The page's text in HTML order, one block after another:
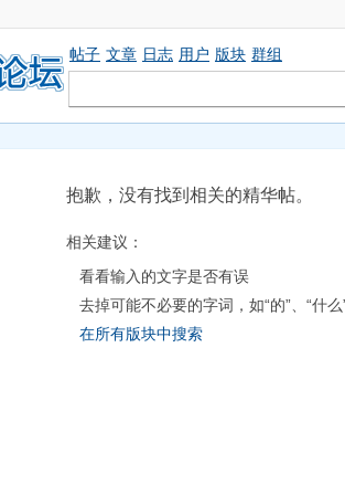
帖子 文章 日志 用户 版块 群组
抱歉，没有找到相关的精华帖。
相关建议：
看看输入的文字是否有误
去掉可能不必要的字词，如“的”、“什么
在所有版块中搜索